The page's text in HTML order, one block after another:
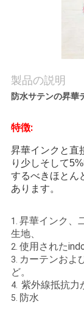
問
い
合
わ
せ
ニ
ュ
ー
ス
製品の説明
防水サテンの昇華
特徴:
昇華インクと直
り少しそして
するべきほとん
あります。
1. 昇華インク、
生地、
2. 使用された
3. カーテンおよ
ど。
4. 紫外線抵抗力
5. 防水